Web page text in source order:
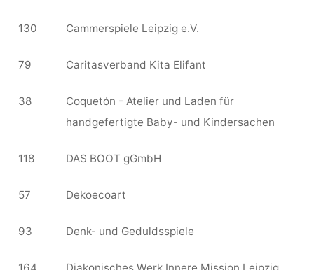
130 Cammerspiele Leipzig e.V.
79 Caritasverband Kita Elifant
38
Coquetón - Atelier und Laden für
handgefertigte Baby- und Kindersachen
118 DAS BOOT gGmbH
57 Dekoecoart
93 Denk- und Geduldsspiele